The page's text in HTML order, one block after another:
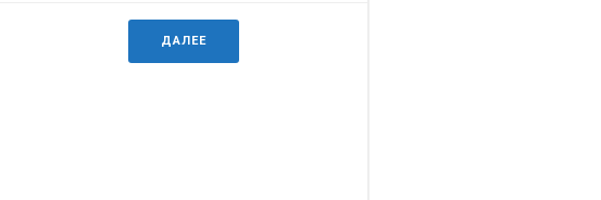
ДАЛЕЕ